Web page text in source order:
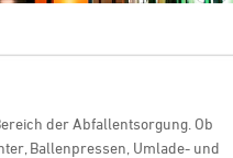
der Abfallentsorgung. Ob
Ballenpressen, Umlade- und